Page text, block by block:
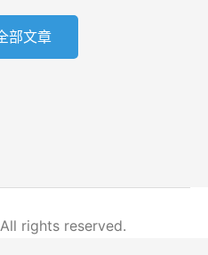
部文章
rights reserved.